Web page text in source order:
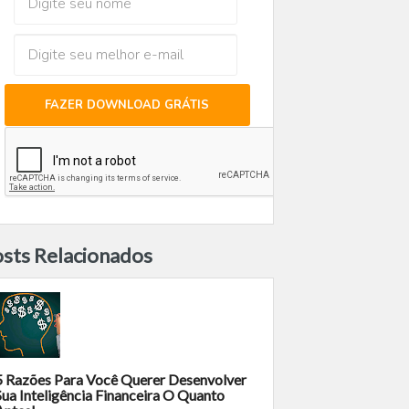
FAZER DOWNLOAD GRÁTIS
Relacionados
Razões Para Você Querer Desenvolver
Inteligência Financeira O Quanto